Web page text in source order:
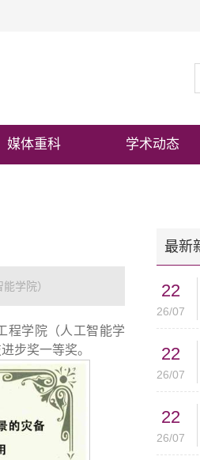
媒体重科 学术动态
学院）
程学院（人工智能学
步奖一等奖。
最新
22
26/07
22
26/07
22
26/07